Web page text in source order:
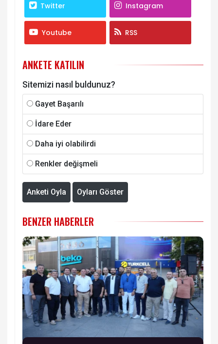
Twitter Instagram
Youtube RSS
ANKETE KATILIN
Sitemizi nasıl buldunuz?
Gayet Başarılı
İdare Eder
Daha iyi olabilirdi
Renkler değişmeli
Anketi Oyla Oyları Göster
BENZER HABERLER